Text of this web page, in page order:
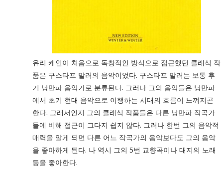
유리 케인이 처음으로 독창적인 방식으로 접근했던 클래식 작
품은 구스타프 말러의 음악이었다. 구스타프 말러는 보통 후
기 낭만파 음악가로 분류된다. 그러나 그의 음악들은 낭만파
에서 초기 현대 음악으로 이행하는 시대의 흐름이 느껴지곤
한다. 그래서인지 그의 클래식 작품들은 다른 낭만파 작곡가
들에 비해 접근이 그다지 쉽지 않다. 그러나 한번 그의 음악적
매력을 알게 되면 다른 어느 작곡가의 음악보다도 그의 음악
을 좋아하게 된다. 나 역시 그의 5번 교향곡이나 대지의 노래
등을 좋아한다.